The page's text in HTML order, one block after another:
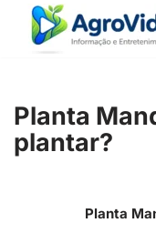
Pular
conteúdo
Planta
plantar?
Planta